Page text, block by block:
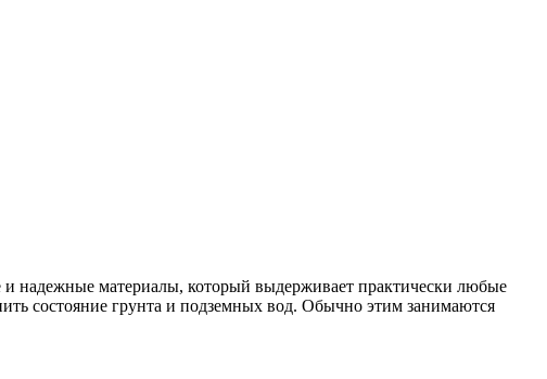
надежные материалы, который выдерживает практически любые
состояние грунта и подземных вод. Обычно этим занимаются